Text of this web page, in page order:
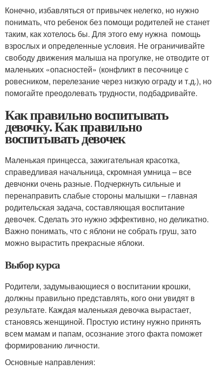
Конечно, избавляться от привычек нелегко, но нужно
понимать, что ребенок без помощи родителей не станет
таким, как хотелось бы. Для этого ему нужна помощь
взрослых и определенные условия. Не ограничивайте
свободу движения малыша на прогулке, не отводите от
маленьких «опасностей» (конфликт в песочнице с
ровесником, перелезание через низкую ограду и т.д.), но
помогайте преодолевать трудности, подбадривайте.
Как правильно воспитывать
девочку. Как правильно
воспитывать девочек
Маленькая принцесса, зажигательная красотка,
справедливая начальница, скромная умница – все
девчонки очень разные. Подчеркнуть сильные и
перенаправить слабые стороны малышки – главная
родительская задача, составляющая воспитание
девочек. Сделать это нужно эффективно, но деликатно.
Важно понимать, что с яблони не собрать груш, зато
можно вырастить прекрасные яблоки.
Выбор курса
Родители, задумывающиеся о воспитании крошки,
должны правильно представлять, кого они увидят в
результате. Каждая маленькая девочка вырастает,
становясь женщиной. Простую истину нужно принять
всем мамам и папам, осознание этого факта поможет
формированию личности.
Основные направления: